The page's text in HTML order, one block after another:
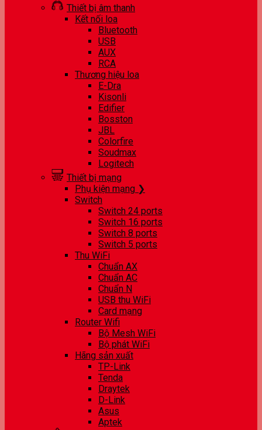
Thiết bị âm thanh
Kết nối loa
Bluetooth
USB
AUX
RCA
Thương hiệu loa
E-Dra
Kisonli
Edifier
Bosston
JBL
Colorfire
Soudmax
Logitech
Thiết bị mạng
Phụ kiện mạng ❯
Switch
Switch 24 ports
Switch 16 ports
Switch 8 ports
Switch 5 ports
Thu WiFi
Chuẩn AX
Chuẩn AC
Chuẩn N
USB thu WiFi
Card mạng
Router Wifi
Bộ Mesh WiFi
Bộ phát WiFi
Hãng sản xuất
TP-Link
Tenda
Draytek
D-Link
Asus
Aptek